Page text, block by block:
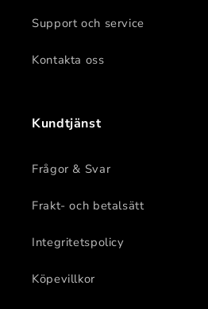
Support och service
Kontakta oss
Kundtjänst
Frågor & Svar
Frakt- och betalsätt
Integritetspolicy
Köpevillkor